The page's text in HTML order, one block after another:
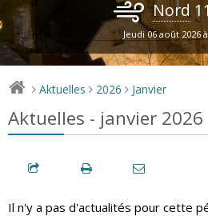
Nord
Jeudi 06 août 2026
> Aktuelles > 2026 > Janvier
Aktuelles - janvier 2026
Il n'y a pas d'actualités pour cette